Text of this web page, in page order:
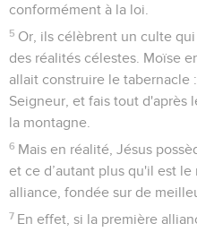
conformément à la loi.
5 Or, ils célèbrent un culte
des réalités célestes. Moïse
allait construire le tabernacle
Seigneur, et fais tout d'après
la montagne.
6 Mais en réalité, Jésus
et ce d’autant plus qu'il est
alliance, fondée sur de
7 En effet, si la première